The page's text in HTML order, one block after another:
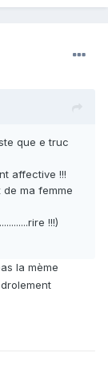
que e truc
affective !!!
ma femme
!!!)
la mème